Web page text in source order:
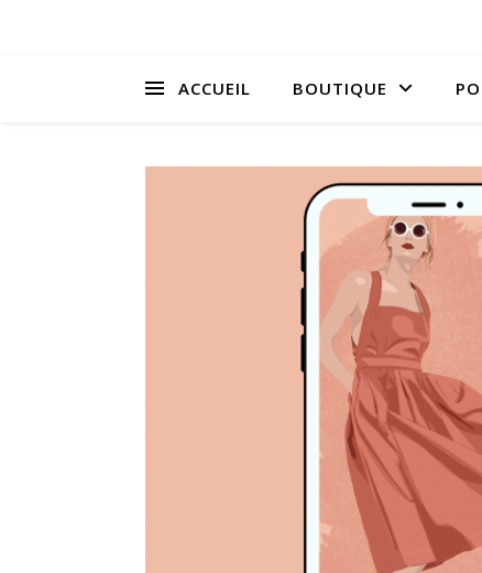
ACCUEIL BOUTIQUE